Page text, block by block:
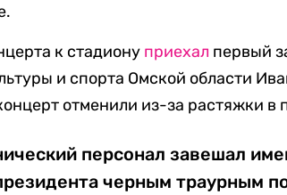
к стадиону приехал первый
и спорта Омской области
отменили из-за растяжки в
персонал завешал
черным траурным